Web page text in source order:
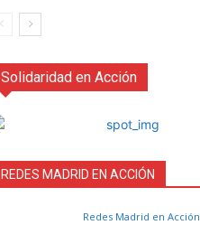
Solidaridad en Acción
REDES MADRID EN ACCIÓN
Redes Madrid en Acción